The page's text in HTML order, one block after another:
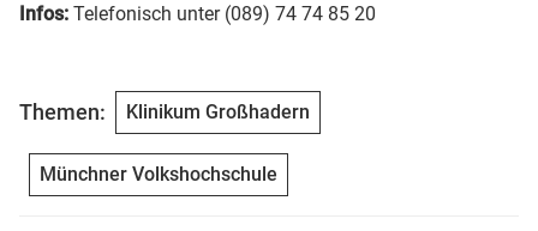
Infos: Telefonisch unter (089) 74 74 85 20
Themen: Klinikum Großhadern
Münchner Volkshochschule